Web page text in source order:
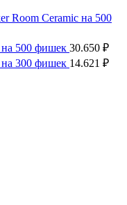
Room Ceramic на 500
на 500 фишек 30.650 ₽
на 300 фишек 14.621 ₽